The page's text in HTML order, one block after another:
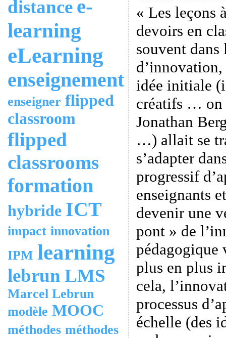
distance e-
learning
eLearning
enseignement
enseigner flipped
classroom
flipped
classrooms
formation
hybride ICT
impact innovation
IPM learning
lebrun LMS
Marcel Lebrun
modèle MOOC
méthodes méthodes
« Les leçons
devoirs en
souvent dans
idée initiale
créatifs … on
Jonathan
…) allait se
s’adapter
progressif
enseignants
devenir une
pont » de
pédagogique
plus en plus
cela,
processus
échelle (des